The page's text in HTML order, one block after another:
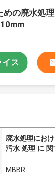
めの廃水処
イス
廃水処理にお
汚水 処理 に 関
MBBR